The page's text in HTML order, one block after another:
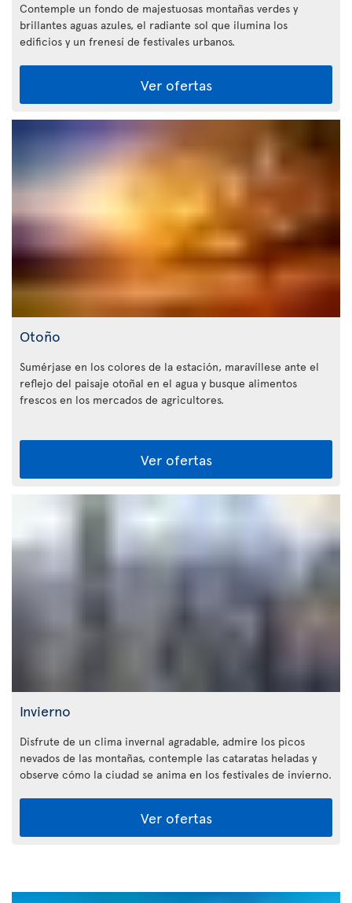
Contemple un fondo de majestuosas montañas verdes y
brillantes aguas azules, el radiante sol que ilumina los
edificios y un frenesí de festivales urbanos.
Ver ofertas
Otoño
Sumérjase en los colores de la estación, maravíllese ante el
reflejo del paisaje otoñal en el agua y busque alimentos
frescos en los mercados de agricultores.
Ver ofertas
Invierno
Disfrute de un clima invernal agradable, admire los picos
nevados de las montañas, contemple las cataratas heladas y
observe cómo la ciudad se anima en los festivales de invierno.
Ver ofertas